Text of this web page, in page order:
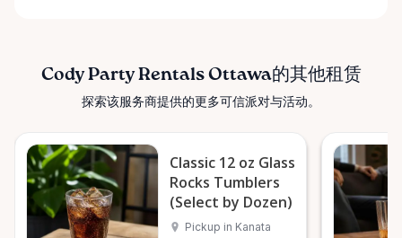
Cody Party Rentals Ottawa的其他租赁
探索该服务商提供的更多可信派对与活动。
Classic 12 oz Glass
Rocks Tumblers
(Select by Dozen)
Pickup in Kanata